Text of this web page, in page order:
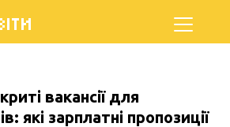
вакансії для
які зарплатні пропозиції